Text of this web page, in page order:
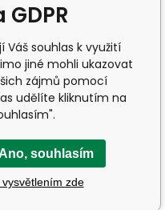
Váš souhlas k využití
jiné mohli ukazovat
zájmů pomocí
udělíte kliknutím na
souhlasím
vysvětlením zde